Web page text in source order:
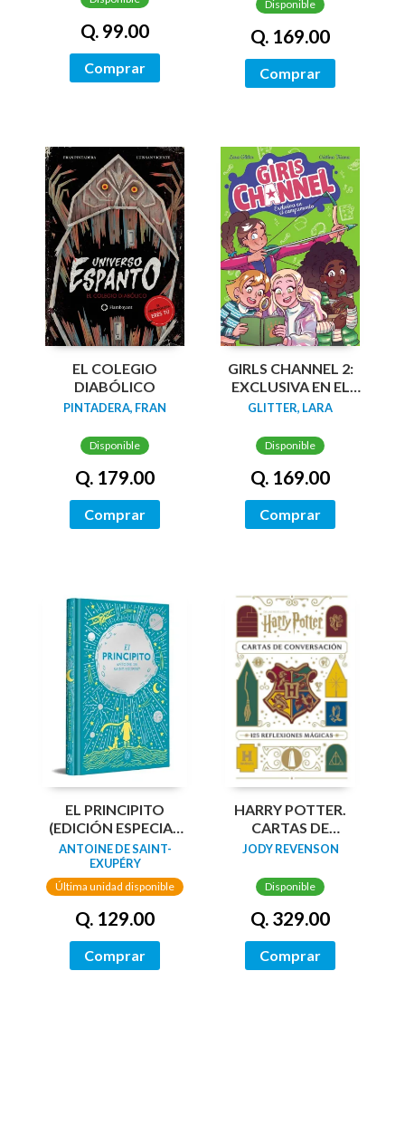
Q. 99.00
Comprar
Disponible
Q. 169.00
Comprar
EL COLEGIO
DIABÓLICO
PINTADERA, FRAN
Disponible
Q. 179.00
Comprar
GIRLS CHANNEL 2:
EXCLUSIVA EN EL
CAMPAMENTO
GLITTER, LARA
Disponible
Q. 169.00
Comprar
EL PRINCIPITO
(EDICIÓN ESPECIAL
EN TAPA DURA)
ANTOINE DE SAINT-
EXUPÉRY
Última unidad disponible
Q. 129.00
Comprar
HARRY POTTER.
CARTAS DE
CONVERSACION
JODY REVENSON
Disponible
Q. 329.00
Comprar